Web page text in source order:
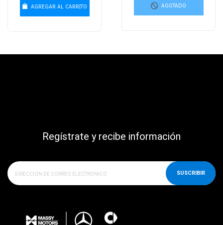
AGREGAR AL CARRITO AGOTADO
Regístrate y recibe información
SUSCRIBIR